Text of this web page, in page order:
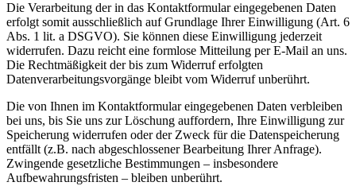
Die Verarbeitung der in das Kontaktformular eingegebenen Daten
erfolgt somit ausschließlich auf Grundlage Ihrer Einwilligung (Art. 6
Abs. 1 lit. a DSGVO). Sie können diese Einwilligung jederzeit
widerrufen. Dazu reicht eine formlose Mitteilung per E-Mail an uns.
Die Rechtmäßigkeit der bis zum Widerruf erfolgten
Datenverarbeitungsvorgänge bleibt vom Widerruf unberührt.
Die von Ihnen im Kontaktformular eingegebenen Daten verbleiben
bei uns, bis Sie uns zur Löschung auffordern, Ihre Einwilligung zur
Speicherung widerrufen oder der Zweck für die Datenspeicherung
entfällt (z.B. nach abgeschlossener Bearbeitung Ihrer Anfrage).
Zwingende gesetzliche Bestimmungen – insbesondere
Aufbewahrungsfristen – bleiben unberührt.